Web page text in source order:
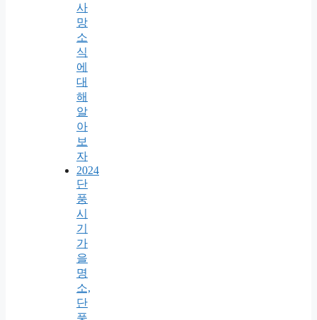
사
망
소
식
에
대
해
알
아
보
자
2024
단
풍
시
기
가
을
명
소,
단